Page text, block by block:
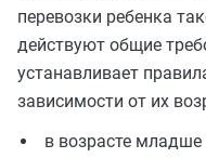
перевозки ребенка
действуют общие
устанавливает
зависимости от их
в возрасте младше